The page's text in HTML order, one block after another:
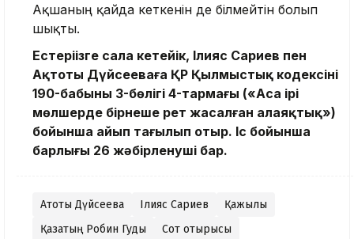
Ақшаның қайда кеткенін де білмейтін болып
шықты.
Естеріңізге сала кетейік, Ілияс Сариев пен
Ақтоты Дүйсееваға ҚР Қылмыстық кодексінің
190-бабының 3-бөлігі 4-тармағы («Аса ірі
мөлшерде бірнеше рет жасалған алаяқтық»)
бойынша айып тағылып отыр. Іс бойынша
барлығы 26 жәбірленуші бар.
Ақтоты Дүйсеева Ілияс Сариев
Қажылық
Қазақтың Робин Гуды
Сот отырысы